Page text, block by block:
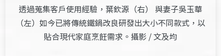
透過蒐集客戶使用經驗，葉欽源（右） 與妻子吳玉華
（左）如今已將傳統鐵鍋改良研發出大小不同款式，以
貼合現代家庭烹飪需求。攝影 / 文及均